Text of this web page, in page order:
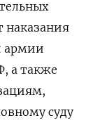
наказания
армии
а также
суду